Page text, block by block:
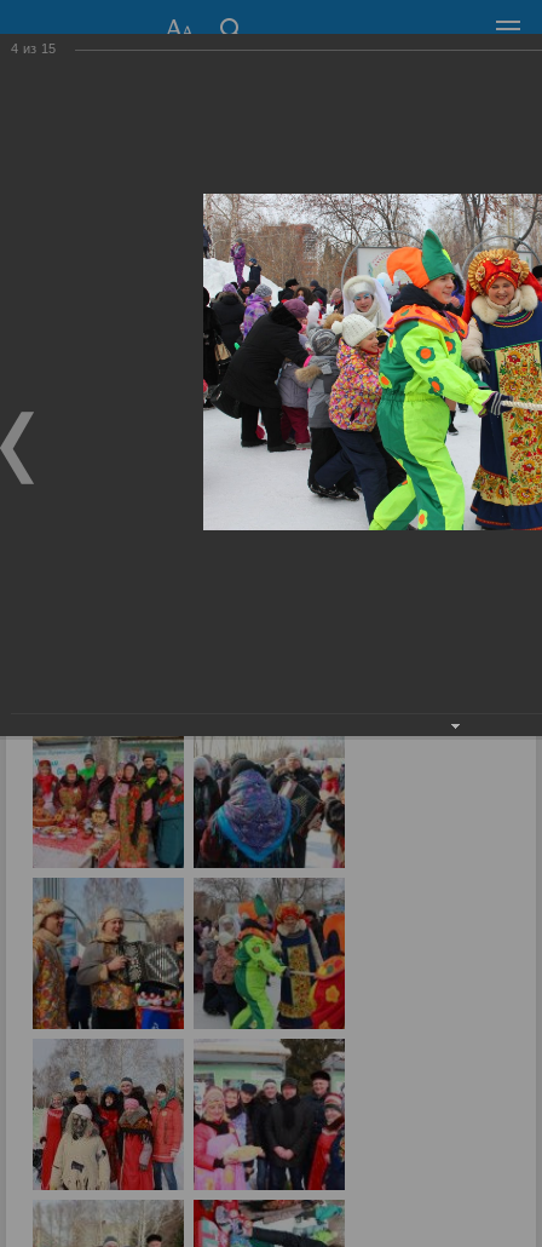
630099, г. Новосибирск, Красный проспект, 34
Общественная приемная
Фоторепортажи › До свидания, Зима!
4 из 15